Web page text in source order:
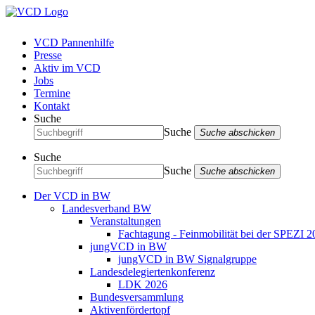
VCD Pannenhilfe
Presse
Aktiv im VCD
Jobs
Termine
Kontakt
Suche
Suche
Suche abschicken
Suche
Suche
Suche abschicken
Der VCD in BW
Landesverband BW
Veranstaltungen
Fachtagung - Feinmobilität bei der SPEZI
jungVCD in BW
jungVCD in BW Signalgruppe
Landesdelegiertenkonferenz
LDK 2026
Bundesversammlung
Aktivenfördertopf